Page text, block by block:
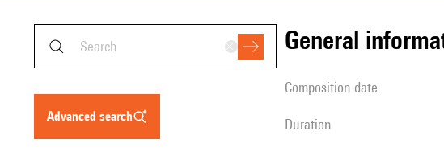
advanced search
general
composition date
duration